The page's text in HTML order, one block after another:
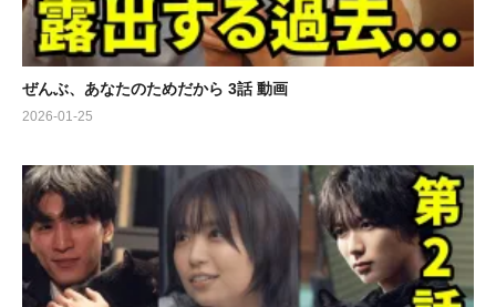
ぜんぶ、あなたのためだから 3話 動画
2026-01-25